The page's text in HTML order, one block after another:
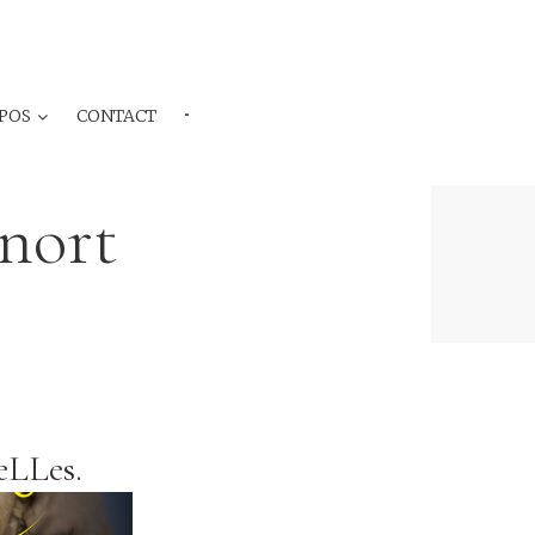
CONTACT ···